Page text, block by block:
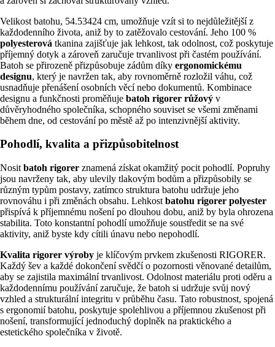
Velikost batohu, 54.53424 cm, umožňuje vzít si to nejdůležitější z
každodenního života, aniž by to zatěžovalo cestování. Jeho 100 %
polyesterová tkanina zajišťuje jak lehkost, tak odolnost, což poskytuje
příjemný dotyk a zároveň zaručuje trvanlivost při častém používání.
Batoh se přirozeně přizpůsobuje zádům díky ergonomickému
designu, který je navržen tak, aby rovnoměrně rozložil váhu, což
usnadňuje přenášení osobních věcí nebo dokumentů. Kombinace
designu a funkčnosti proměňuje batoh rigorer růžový v
důvěryhodného společníka, schopného souviset se všemi změnami
během dne, od cestování po městě až po intenzivnější aktivity.
Pohodlí, kvalita a přizpůsobitelnost
Nosit batoh rigorer znamená získat okamžitý pocit pohodlí. Popruhy
jsou navrženy tak, aby ulevily tlakovým bodům a přizpůsobily se
různým typům postavy, zatímco struktura batohu udržuje jeho
rovnováhu i při změnách obsahu. Lehkost batohu rigorer polyester
přispívá k příjemnému nošení po dlouhou dobu, aniž by byla ohrozena
stabilita. Toto konstantní pohodlí umožňuje soustředit se na své
aktivity, aniž byste kdy cítili únavu nebo nepohodlí.
Kvalita rigorer výroby je klíčovým prvkem zkušenosti RIGORER.
Každý šev a každé dokončení svědčí o pozornosti věnované detailům,
aby se zajistila maximální trvanlivost. Odolnost materiálu proti oděru a
každodennímu používání zaručuje, že batoh si udržuje svůj nový
vzhled a strukturální integritu v průběhu času. Tato robustnost, spojená
s ergonomií batohu, poskytuje spolehlivou a příjemnou zkušenost při
nošení, transformující jednoduchý doplněk na praktického a
estetického společníka v životě.